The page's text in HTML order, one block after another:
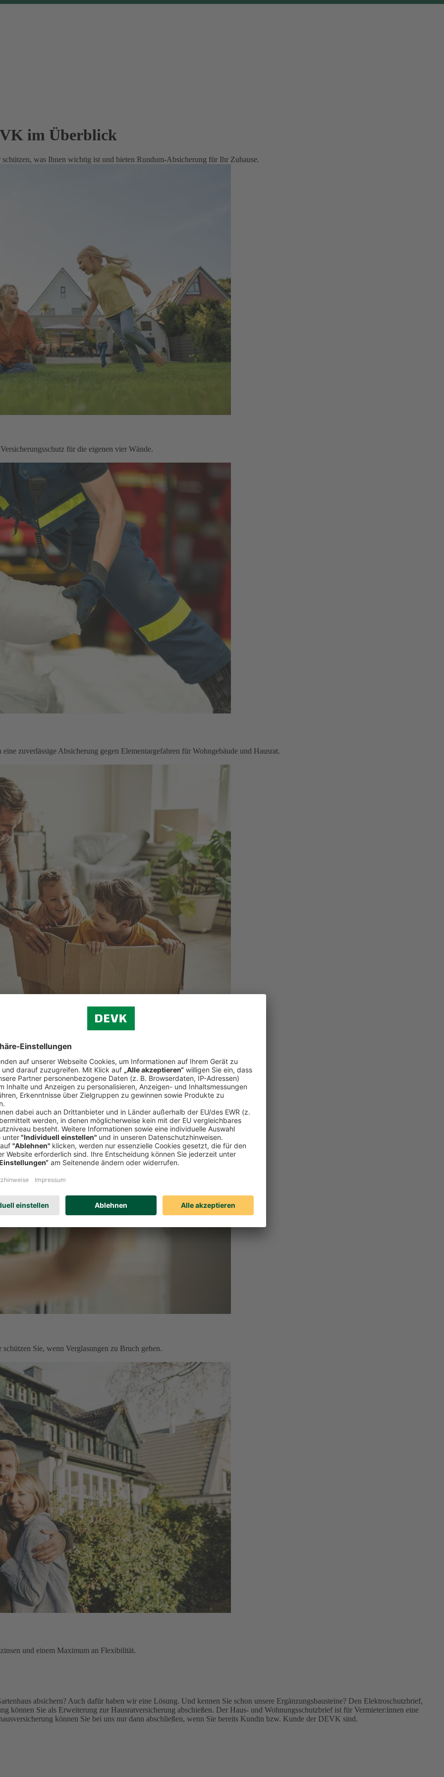
im Überblick
was Ihnen wichtig ist und bieten Rundum-Absicherung für Ihr Zuhause.
für die eigenen vier Wände.
zuverlässige Absicherung gegen Elementargefahren für Wohngebäude und Hausrat.
Folgen wasser- oder auch brandbedingter Schäden.
Sie, wenn Verglasungen zu Bruch gehen.
und einem Maximum an Flexibilität.
absichern? Auch dafür haben wir eine Lösung. Und kennen Sie schon unsere Ergänzungsbausteine? Den Elektroschutzbrief,
können Sie als Erweiterung zur Hausratversicherung abschießen. Der Haus- und Wohnungsschutzbrief ist für Vermieter:innen eine
können Sie bei uns nur dann abschließen, wenn Sie bereits Kundin bzw. Kunde der DEVK sind.